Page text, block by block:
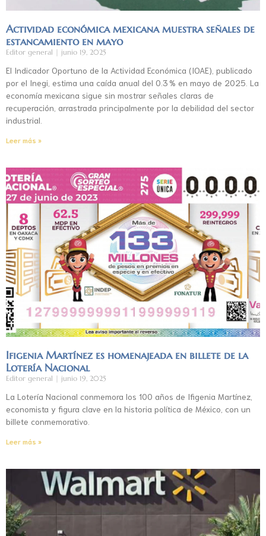
Actividad económica mexicana muestra señales de
estancamiento en mayo
Editor general junio 19, 2025
El Indicador Oportuno de la Actividad Económica (IOAE), publicado
por el Inegi, estima una caída anual del 0.3 % en mayo de 2025. La
economía mexicana sigue sin mostrar señales claras de
recuperación, arrastrada principalmente por la debilidad del sector
industrial.
Leer más »
Ifigenia Martínez es homenajeada en billete de la
Lotería Nacional
Editor general junio 19, 2025
La Lotería Nacional conmemora los 100 años de Ifigenia Martínez,
economista y figura clave en la historia política de México, con un
billete conmemorativo.
Leer más »